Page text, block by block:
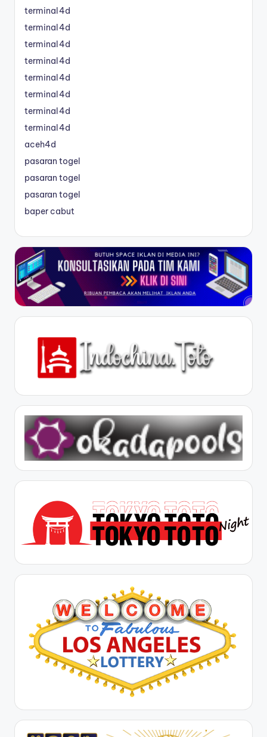
terminal4d
terminal4d
terminal4d
terminal4d
terminal4d
terminal4d
terminal4d
terminal4d
aceh4d
pasaran togel
pasaran togel
pasaran togel
baper cabut